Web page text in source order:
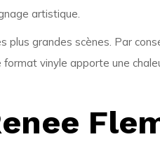
artistique.
plus grandes scènes. Par
vinyle apporte une